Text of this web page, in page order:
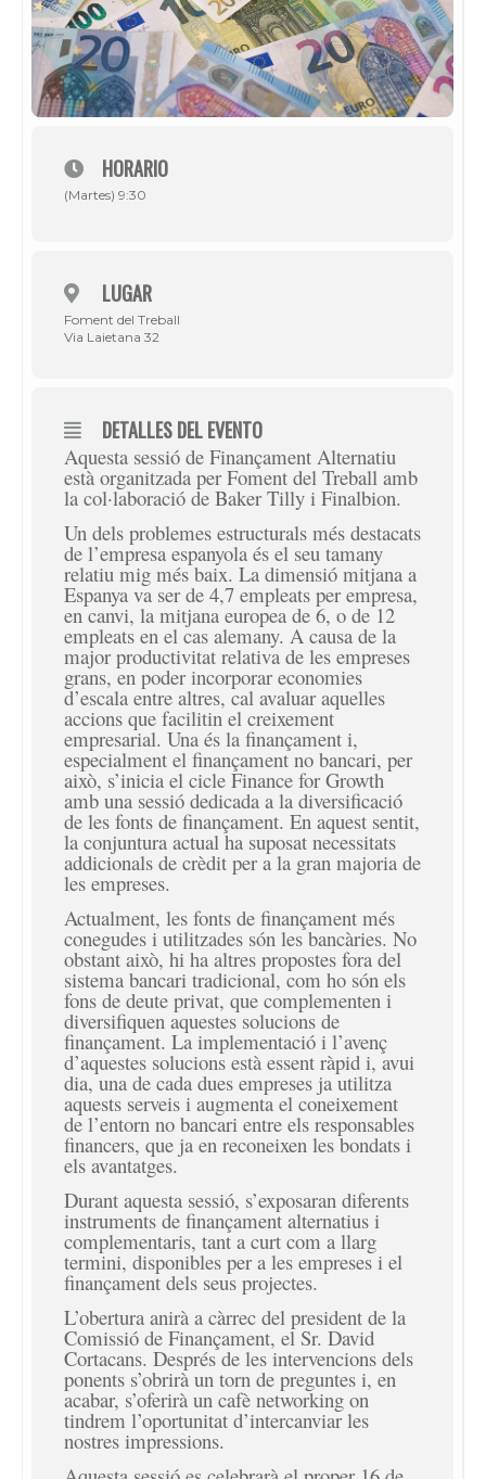
HORARIO
(Martes) 9:30
LUGAR
Foment del Treball
Via Laietana 32
DETALLES DEL EVENTO
Aquesta sessió de Finançament Alternatiu
està organitzada per Foment del Treball amb
la col·laboració de Baker Tilly i Finalbion.
Un dels problemes estructurals més destacats
de l’empresa espanyola és el seu tamany
relatiu mig més baix. La dimensió mitjana a
Espanya va ser de 4,7 empleats per empresa,
en canvi, la mitjana europea de 6, o de 12
empleats en el cas alemany. A causa de la
major productivitat relativa de les empreses
grans, en poder incorporar economies
d’escala entre altres, cal avaluar aquelles
accions que facilitin el creixement
empresarial. Una és la finançament i,
especialment el finançament no bancari, per
això, s’inicia el cicle Finance for Growth
amb una sessió dedicada a la diversificació
de les fonts de finançament. En aquest sentit,
la conjuntura actual ha suposat necessitats
addicionals de crèdit per a la gran majoria de
les empreses.
Actualment, les fonts de finançament més
conegudes i utilitzades són les bancàries. No
obstant això, hi ha altres propostes fora del
sistema bancari tradicional, com ho són els
fons de deute privat, que complementen i
diversifiquen aquestes solucions de
finançament. La implementació i l’avenç
d’aquestes solucions està essent ràpid i, avui
dia, una de cada dues empreses ja utilitza
aquests serveis i augmenta el coneixement
de l’entorn no bancari entre els responsables
financers, que ja en reconeixen les bondats i
els avantatges.
Durant aquesta sessió, s’exposaran diferents
instruments de finançament alternatius i
complementaris, tant a curt com a llarg
termini, disponibles per a les empreses i el
finançament dels seus projectes.
L’obertura anirà a càrrec del president de la
Comissió de Finançament, el Sr. David
Cortacans. Després de les intervencions dels
ponents s’obrirà un torn de preguntes i, en
acabar, s’oferirà un cafè networking on
tindrem l’oportunitat d’intercanviar les
nostres impressions.